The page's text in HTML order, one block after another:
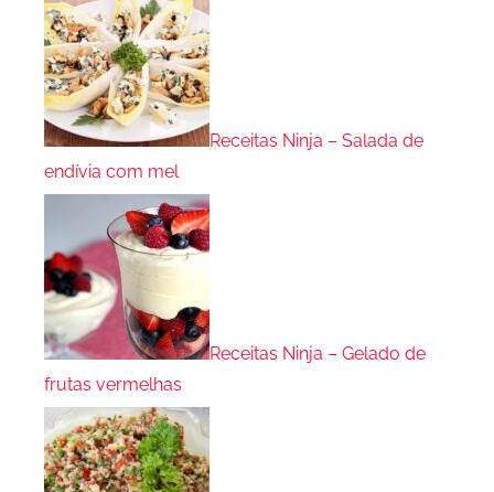
Receitas Ninja – Salada de
endívia com mel
Receitas Ninja – Gelado de
frutas vermelhas